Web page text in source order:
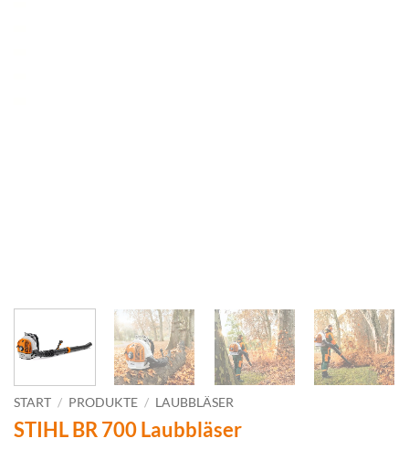
START / PRODUKTE / LAUBBLÄSER
STIHL BR 700 Laubbläser